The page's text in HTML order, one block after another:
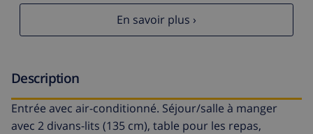
En savoir plus ›
Description
Entrée avec air-conditionné. Séjour/salle à manger
avec 2 divans-lits (135 cm), table pour les repas,